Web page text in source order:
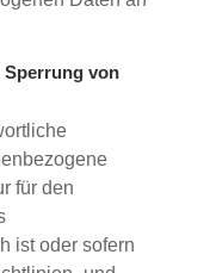
Sperrung von
für den
ist oder sofern